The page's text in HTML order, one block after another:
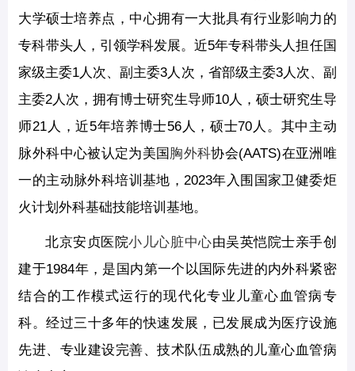
大学硕士培养点，中心拥有一大批具有行业影响力的
专科带头人，引领学科发展。近5年专科带头人担任国
家级主委1人次、副主委3人次，省部级主委3人次、副
主委2人次，拥有博士研究生导师10人，硕士研究生导
师21人，近5年培养博士56人，硕士70人。其中主动
脉外科中心被认定为美国 胸外科协会(AATS)在亚洲唯
一的主动脉外科培训基地，2023年入围国家卫健委炬
火计划外科基础技能培训基地。
北京安贞医院小儿心脏中心由吴英恺院士亲手创
建于1984年，是国内第一个以国际先进的内外科紧密
结合的工作模式运行的现代化专业儿童心血管病专
科。经过三十多年的快速发展，已发展成为医疗设施
先进、专业建设完善、技术队伍成熟的儿童心血管病